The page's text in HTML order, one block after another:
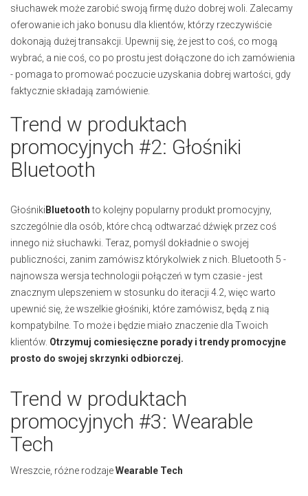
słuchawek może zarobić swoją firmę dużo dobrej woli. Zalecamy
oferowanie ich jako bonusu dla klientów, którzy rzeczywiście
dokonają dużej transakcji. Upewnij się, że jest to coś, co mogą
wybrać, a nie coś, co po prostu jest dołączone do ich zamówienia
- pomaga to promować poczucie uzyskania dobrej wartości, gdy
faktycznie składają zamówienie.
Trend w produktach
promocyjnych #2: Głośniki
Bluetooth
Głośniki Bluetoothto kolejny popularny produkt promocyjny,
szczególnie dla osób, które chcą odtwarzać dźwięk przez coś
innego niż słuchawki. Teraz, pomyśl dokładnie o swojej
publiczności, zanim zamówisz którykolwiek z nich. Bluetooth 5 -
najnowsza wersja technologii połączeń w tym czasie - jest
znacznym ulepszeniem w stosunku do iteracji 4.2, więc warto
upewnić się, że wszelkie głośniki, które zamówisz, będą z nią
kompatybilne. To może i będzie miało znaczenie dla Twoich
klientów. Otrzymuj comiesięczne porady i trendy promocyjne
prosto do swojej skrzynki odbiorczej.
Trend w produktach
promocyjnych #3: Wearable
Tech
Wreszcie, różne rodzajeWearable Tech